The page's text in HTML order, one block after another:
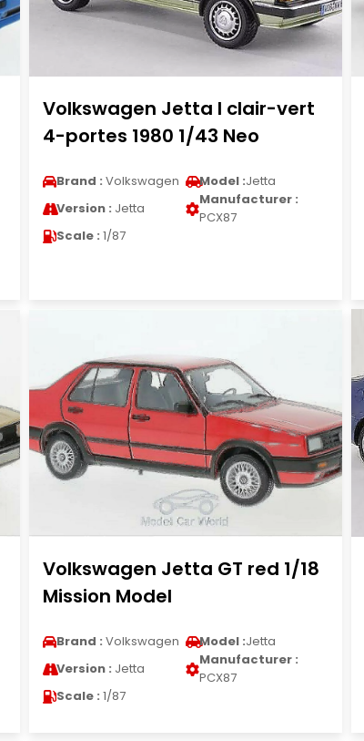
Volkswagen Jetta I clair-vert
4-portes 1980 1/43 Neo
Brand : Volkswagen Model :Jetta
Version : Jetta
Manufacturer :
PCX87
Scale : 1/87
Volkswagen Jetta GT red 1/18
Mission Model
Brand : Volkswagen Model :Jetta
Version : Jetta
Manufacturer :
PCX87
Scale : 1/87